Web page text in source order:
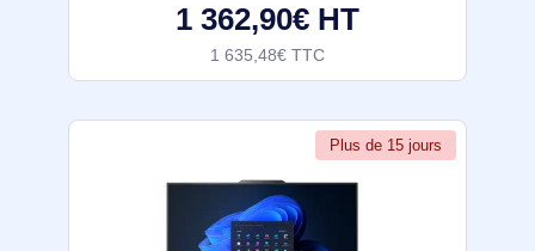
1 362,90€ HT
1 635,48€ TTC
Plus de 15 jours